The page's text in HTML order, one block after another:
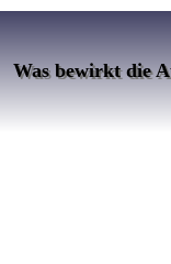
Was bewirkt die